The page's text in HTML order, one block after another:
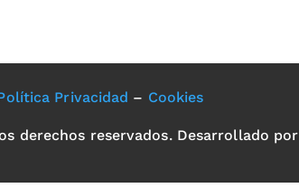
Privacidad – Cookies
derechos reservados. Desarrollado por